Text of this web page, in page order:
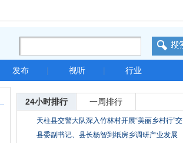
发布 | 视听 | 行业
24小时排行 一周排行
天柱县交警大队深入竹林村开展“美丽乡村行”交
县委副书记、县长杨智到纸房乡调研产业发展